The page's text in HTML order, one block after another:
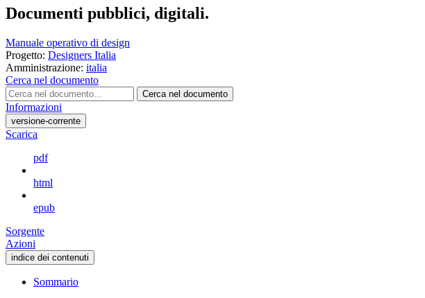
Documenti pubblici, digitali.
Manuale operativo di design
Progetto: Designers Italia
Amministrazione: italia
Cerca nel documento
Cerca nel documento
Informazioni
versione-corrente
Scarica
pdf
html
epub
Sorgente
Azioni
indice dei contenuti
Sommario